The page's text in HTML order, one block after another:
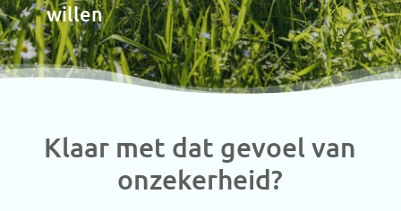
willen
Klaar met dat gevoel van
onzekerheid?